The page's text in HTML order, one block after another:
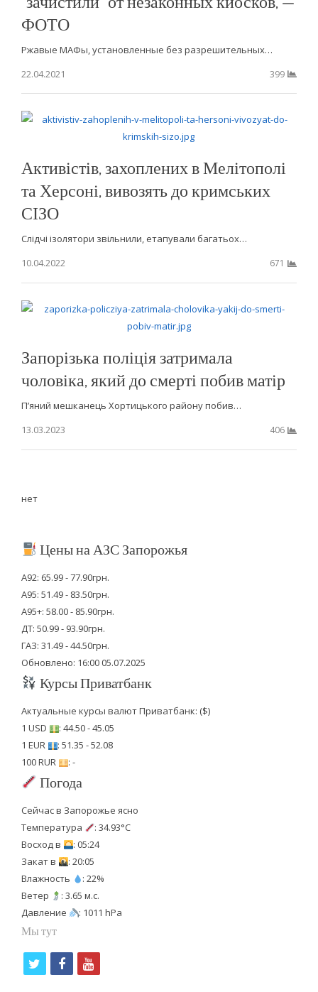
ФОТО
Ржавые МАФы, установленные без разрешительных…
22.04.2021
399
Активістів, захоплених в Мелітополі
та Херсоні, вивозять до кримських
СІЗО
Слідчі ізолятори звільнили, етапували багатьох…
10.04.2022
671
Запорізька поліція затримала
чоловіка, який до смерті побив матір
П’яний мешканець Хортицького району побив…
13.03.2023
406
нет
Цены на АЗС Запорожья
А92: 65.99 - 77.90грн.
А95: 51.49 - 83.50грн.
А95+: 58.00 - 85.90грн.
ДТ: 50.99 - 93.90грн.
ГАЗ: 31.49 - 44.50грн.
Обновлено: 16:00 05.07.2025
Курсы Приватбанк
Актуальные курсы валют Приватбанк: ($)
1 USD
: 44.50 - 45.05
1 EUR
: 51.35 - 52.08
100 RUR
: -
Погода
Сейчас в Запорожье ясно
Температура
: 34.93°C
Восход в
: 05:24
Закат в
: 20:05
Влажность
: 22%
Ветер
: 3.65 м.с.
Давление
: 1011 hPa
Мы тут
f
y